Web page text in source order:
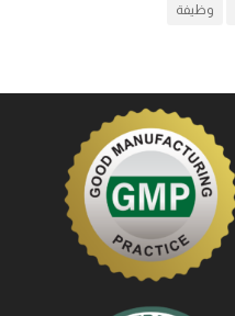
وظيفة